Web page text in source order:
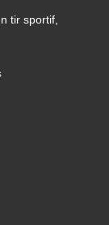
tir sportif,